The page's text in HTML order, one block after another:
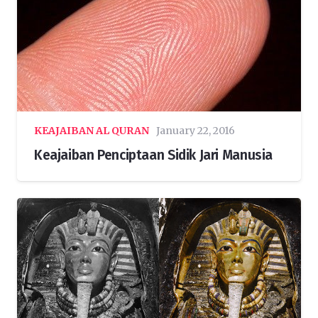
KEAJAIBAN AL QURAN January 22, 2016
Keajaiban Penciptaan Sidik Jari Manusia